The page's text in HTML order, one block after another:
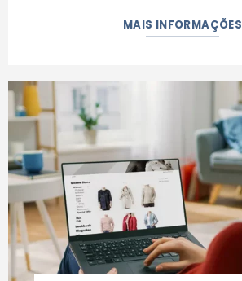
MAIS INFORMAÇÕES